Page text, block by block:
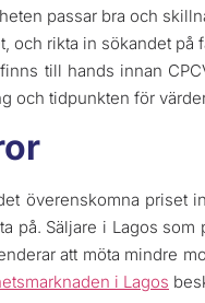
passar bra och
och rikta in sökandet
till hands innan
och tidpunkten för
överenskomna priset
på. Säljare i Lagos
att möta mindre
i Lagos